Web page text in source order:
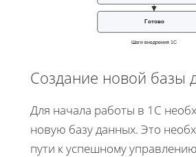
Готово
Шаги внедрения 1С
Создание новой базы
Для начала работы в 1С
новую базу данных. Это
пути к успешному